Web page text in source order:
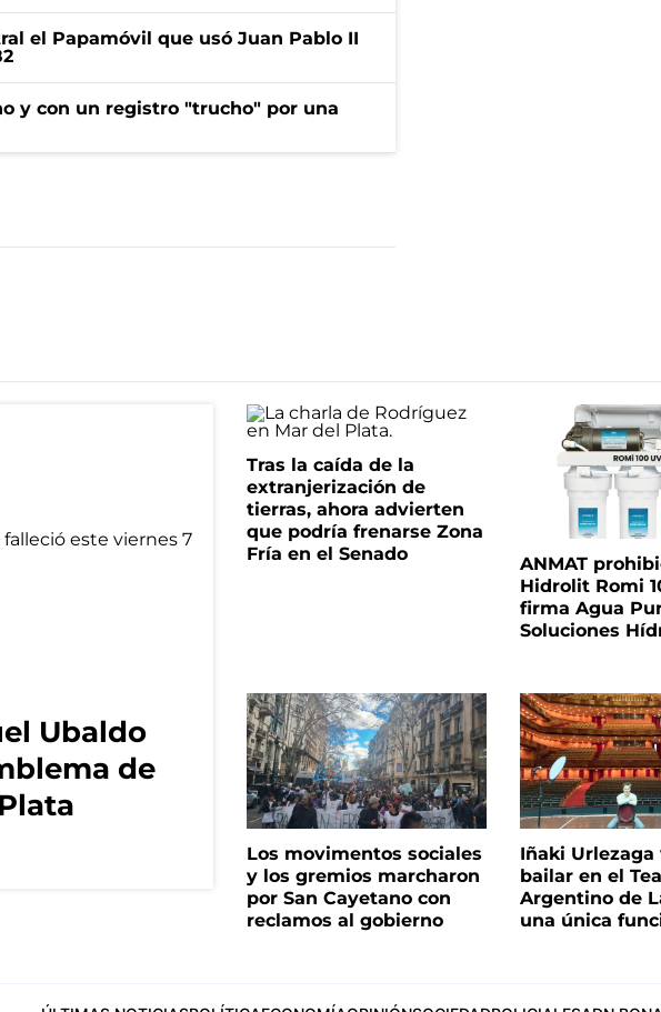
el Papamóvil que usó Juan Pablo II
y con un registro "trucho" por una
Ubaldo
de
Tras la caída de la
extranjerización de
tierras, ahora advierten
que podría frenarse Zona
Fría en el Senado
ANMAT
Hidrolit Romi
firma Agua
Soluciones
Los movimentos sociales
y los gremios marcharon
por San Cayetano con
reclamos al gobierno
Iñaki Urlezaga
bailar en el
Argentino de
una única